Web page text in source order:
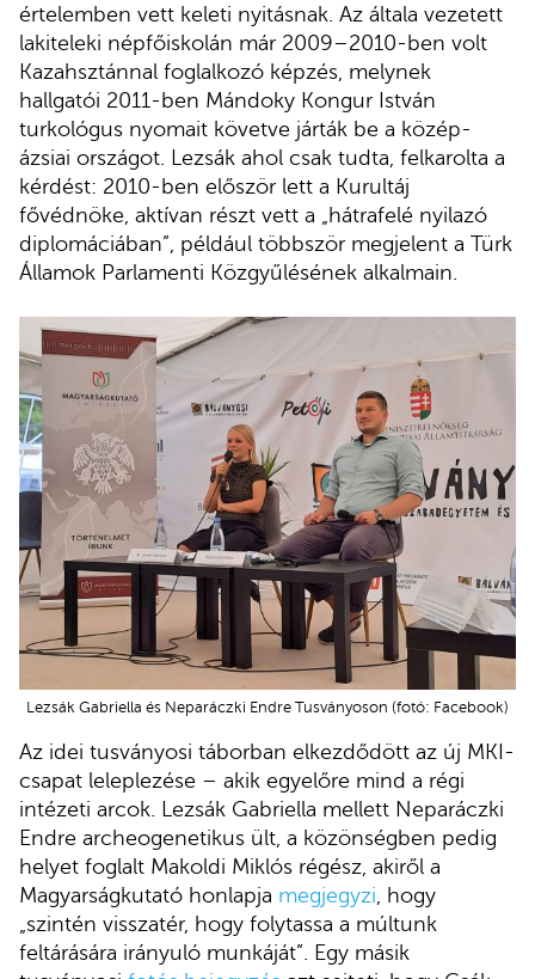
értelemben vett keleti nyitásnak. Az általa vezetett
lakiteleki népfőiskolán már 2009–2010-ben volt
Kazahsztánnal foglalkozó képzés, melynek
hallgatói 2011-ben Mándoky Kongur István
turkológus nyomait követve járták be a közép-
ázsiai országot. Lezsák ahol csak tudta, felkarolta a
kérdést: 2010-ben először lett a Kurultáj
fővédnöke, aktívan részt vett a „hátrafelé nyilazó
diplomáciában”, például többször megjelent a Türk
Államok Parlamenti Közgyűlésének alkalmain.
Lezsák Gabriella és Neparáczki Endre Tusványoson (fotó: Facebook)
Az idei tusványosi táborban elkezdődött az új MKI-
csapat leleplezése – akik egyelőre mind a régi
intézeti arcok. Lezsák Gabriella mellett Neparáczki
Endre archeogenetikus ült, a közönségben pedig
helyet foglalt Makoldi Miklós régész, akiről a
Magyarságkutató honlapja megjegyzi , hogy
„szintén visszatér, hogy folytassa a múltunk
feltárására irányuló munkáját”. Egy másik